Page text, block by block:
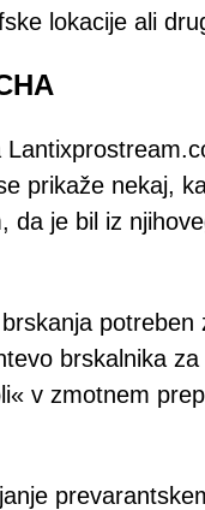
lokacije ali
prikaže nekaj,
je bil iz
brskalnika
v zmotnem